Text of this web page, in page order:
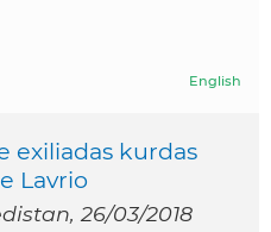
English
exiliadas kurdas
Lavrio
26/03/2018